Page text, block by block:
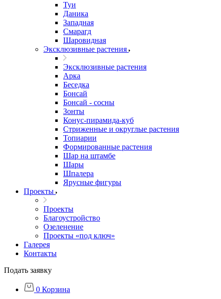
Туи
Даника
Западная
Смарагд
Шаровидная
Эксклюзивные растения
Эксклюзивные растения
Арка
Беседка
Бонсай
Бонсай - сосны
Зонты
Конус-пирамида-куб
Стриженные и округлые растения
Топиарии
Формированные растения
Шар на штамбе
Шары
Шпалера
Ярусные фигуры
Проекты
Проекты
Благоустройство
Озеленение
Проекты «под ключ»
Галерея
Контакты
Подать заявку
0 Корзина